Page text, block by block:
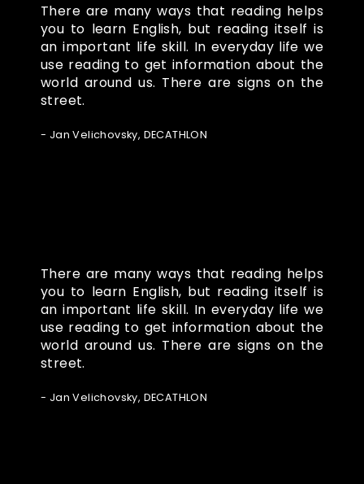
There are many ways that reading helps
you to learn English, but reading itself is
an important life skill. In everyday life we
use reading to get information about the
world around us. There are signs on the
street.
- Jan Velichovsky, DECATHLON
There are many ways that reading helps
you to learn English, but reading itself is
an important life skill. In everyday life we
use reading to get information about the
world around us. There are signs on the
street.
- Jan Velichovsky, DECATHLON